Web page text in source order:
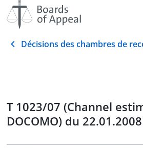
Décisions des chambres de
T 1023/07 (Channel
DOCOMO) du 22.01.2008